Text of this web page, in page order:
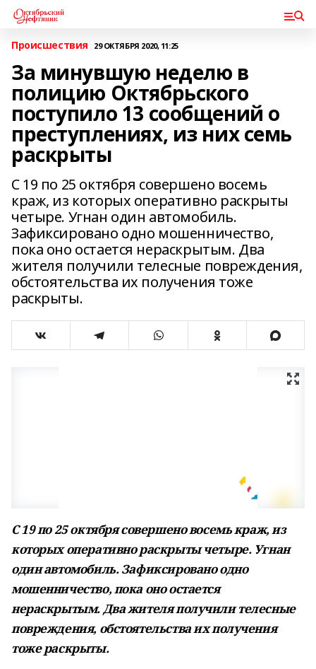
Происшествия 29 ОКТЯБРЯ 2020, 11:25
За минувшую неделю в
полицию Октябрьского
поступило 13 сообщений о
преступлениях, из них семь
раскрыты
С 19 по 25 октября совершено восемь
краж, из которых оперативно раскрыты
четыре. Угнан один автомобиль.
Зафиксировано одно мошенничество,
пока оно остается нераскрытым. Два
жителя получили телесные повреждения,
обстоятельства их получения тоже
раскрыты.
С 19 по 25 октября совершено восемь краж, из
которых оперативно раскрыты четыре. Угнан
один автомобиль. Зафиксировано одно
мошенничество, пока оно остается
нераскрытым. Два жителя получили телесные
повреждения, обстоятельства их получения
тоже раскрыты.